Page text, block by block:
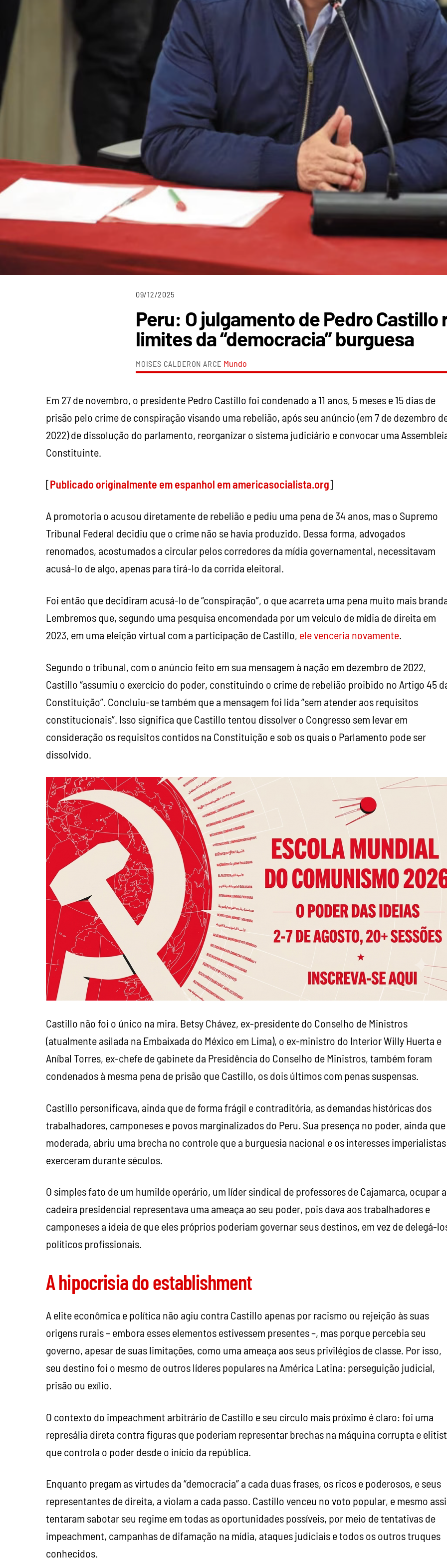
09/12/2025
Peru: O julgamento de Pedro Castillo
limites da “democracia” burguesa
MOISES CALDERON ARCE Mundo
Em 27 de novembro, o presidente Pedro Castillo foi condenado a 11 anos, 5 meses e 15 dias de
prisão pelo crime de conspiração visando uma rebelião, após seu anúncio (em 7 de dezembro
2022) de dissolução do parlamento, reorganizar o sistema judiciário e convocar uma
Constituinte.
[Publicado originalmente em espanhol em americasocialista.org]
A promotoria o acusou diretamente de rebelião e pediu uma pena de 34 anos, mas o Supremo
Tribunal Federal decidiu que o crime não se havia produzido. Dessa forma, advogados
renomados, acostumados a circular pelos corredores da mídia governamental, necessitavam
acusá-lo de algo, apenas para tirá-lo da corrida eleitoral.
Foi então que decidiram acusá-lo de “conspiração”, o que acarreta uma pena muito mais
Lembremos que, segundo uma pesquisa encomendada por um veículo de mídia de direita em
2023, em uma eleição virtual com a participação de Castillo, ele venceria novamente.
Segundo o tribunal, com o anúncio feito em sua mensagem à nação em dezembro de 2022,
Castillo “assumiu o exercício do poder, constituindo o crime de rebelião proibido no Artigo 45
Constituição”. Concluiu-se também que a mensagem foi lida “sem atender aos requisitos
constitucionais”. Isso significa que Castillo tentou dissolver o Congresso sem levar em
consideração os requisitos contidos na Constituição e sob os quais o Parlamento pode ser
dissolvido.
Castillo não foi o único na mira. Betsy Chávez, ex-presidente do Conselho de Ministros
(atualmente asilada na Embaixada do México em Lima), o ex-ministro do Interior Willy Huerta e
Aníbal Torres, ex-chefe de gabinete da Presidência do Conselho de Ministros, também foram
condenados à mesma pena de prisão que Castillo, os dois últimos com penas suspensas.
Castillo personificava, ainda que de forma frágil e contraditória, as demandas históricas dos
trabalhadores, camponeses e povos marginalizados do Peru. Sua presença no poder, ainda que
moderada, abriu uma brecha no controle que a burguesia nacional e os interesses imperialistas
exerceram durante séculos.
O simples fato de um humilde operário, um líder sindical de professores de Cajamarca, ocupar a
cadeira presidencial representava uma ameaça ao seu poder, pois dava aos trabalhadores e
camponeses a ideia de que eles próprios poderiam governar seus destinos, em vez de delegá-
políticos profissionais.
A hipocrisia do establishment
A elite econômica e política não agiu contra Castillo apenas por racismo ou rejeição às suas
origens rurais – embora esses elementos estivessem presentes –, mas porque percebia seu
governo, apesar de suas limitações, como uma ameaça aos seus privilégios de classe. Por isso,
seu destino foi o mesmo de outros líderes populares na América Latina: perseguição judicial,
prisão ou exílio.
O contexto do impeachment arbitrário de Castillo e seu círculo mais próximo é claro: foi uma
represália direta contra figuras que poderiam representar brechas na máquina corrupta e
que controla o poder desde o início da república.
Enquanto pregam as virtudes da “democracia” a cada duas frases, os ricos e poderosos, e seus
representantes de direita, a violam a cada passo. Castillo venceu no voto popular, e mesmo
tentaram sabotar seu regime em todas as oportunidades possíveis, por meio de tentativas de
impeachment, campanhas de difamação na mídia, ataques judiciais e todos os outros truques
conhecidos.